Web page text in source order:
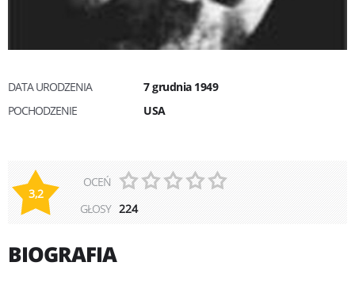
DATA URODZENIA
7 grudnia 1949
POCHODZENIE
USA
3,2
OCEŃ
GŁOSY 224
BIOGRAFIA